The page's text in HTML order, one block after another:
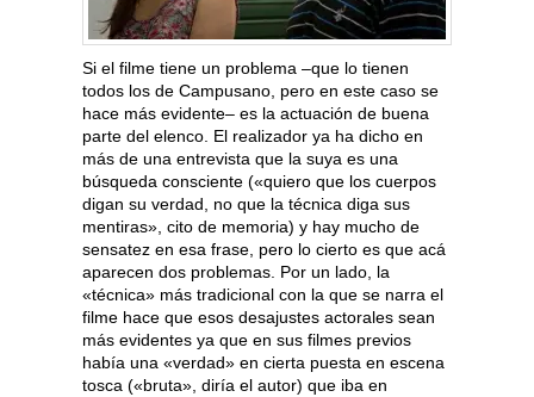
Si el filme tiene un problema –que lo tienen
todos los de Campusano, pero en este caso se
hace más evidente– es la actuación de buena
parte del elenco. El realizador ya ha dicho en
más de una entrevista que la suya es una
búsqueda consciente («quiero que los cuerpos
digan su verdad, no que la técnica diga sus
mentiras», cito de memoria) y hay mucho de
sensatez en esa frase, pero lo cierto es que acá
aparecen dos problemas. Por un lado, la
«técnica» más tradicional con la que se narra el
filme hace que esos desajustes actorales sean
más evidentes ya que en sus filmes previos
había una «verdad» en cierta puesta en escena
tosca («bruta», diría el autor) que iba en